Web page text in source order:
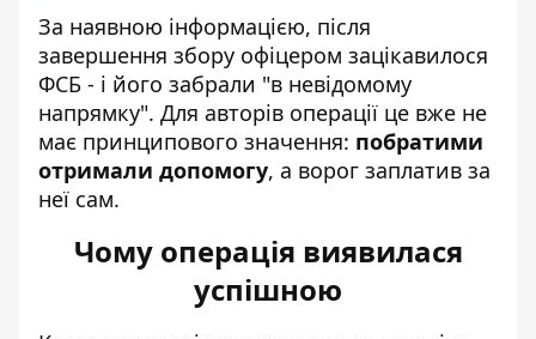
За наявною інформацією, після
завершення збору офіцером зацікавилося
ФСБ - і його забрали "в невідомому
напрямку". Для авторів операції це вже не
має принципового значення: побратими
отримали допомогу, а ворог заплатив за
неї сам.
Чому операція виявилася
успішною